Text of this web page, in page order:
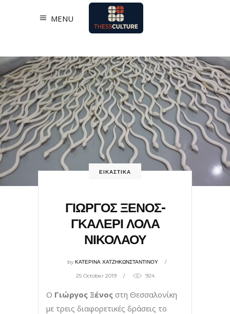
MENU
ΕΙΚΑΣΤΙΚΑ
ΓΙΩΡΓΟΣ ΞΕΝΟΣ-
ΓΚΑΛΕΡΙ ΛΟΛΑ
ΝΙΚΟΛΑΟΥ
byΚΑΤΕΡΙΝΑ ΧΑΤΖΗΚΩΝΣΤΑΝΤΙΝΟΥ
25 October 2019 924
O Γιώργος Ξένος στη Θεσσαλονίκη
με τρεις διαφορετικές δράσεις το